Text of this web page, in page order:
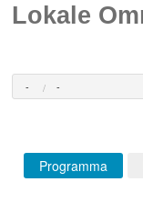
Lokale
- -
Login
Programma